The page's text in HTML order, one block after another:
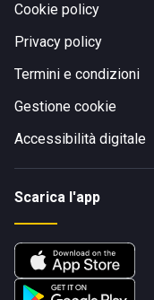
Cookie policy
Privacy policy
Termini e condizioni
Gestione cookie
Accessibilità digitale
Scarica l'app